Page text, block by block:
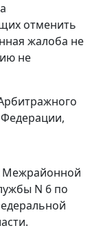
отменить
жалоба не
не
Федерации,
Межрайонной
N 6 по